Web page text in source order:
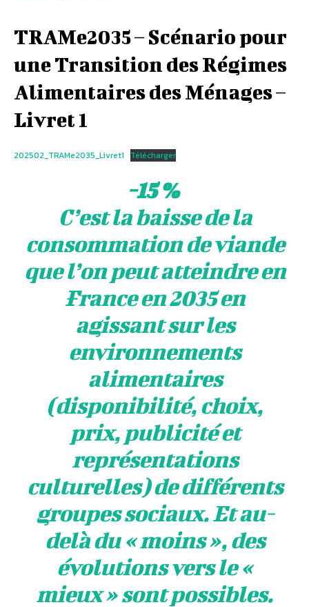
TRAMe2035 – Scénario pour
une Transition des Régimes
Alimentaires des Ménages –
Livret 1
202502_TRAMe2035_Livret1 Télécharger
-15 %
C’est la baisse de la
consommation de viande
que l’on peut atteindre en
France en 2035 en
agissant sur les
environnements
alimentaires
(disponibilité, choix,
prix, publicité et
représentations
culturelles) de différents
groupes sociaux. Et au-
delà du « moins », des
évolutions vers le «
mieux » sont possibles.